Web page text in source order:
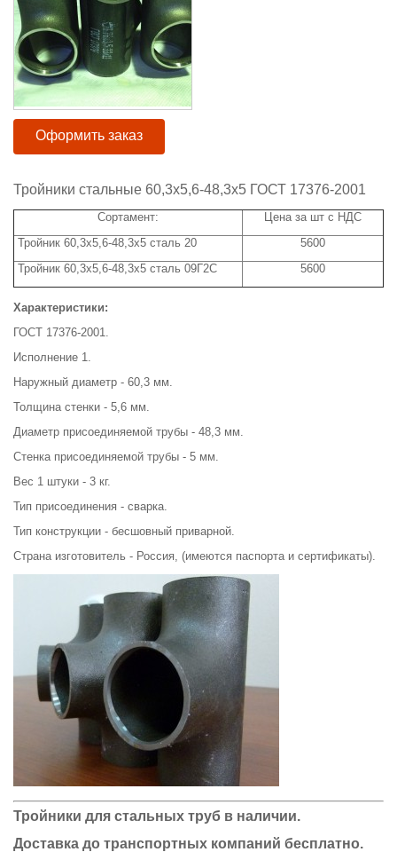
Оформить заказ
Тройники стальные 60,3x5,6-48,3x5 ГОСТ 17376-2001
Сортамент:
Цена за шт с НДС
Тройник 60,3x5,6-48,3х5 сталь 20
5600
Тройник 60,3х5,6-48,3х5 сталь 09Г2С
5600
Характеристики:
ГОСТ 17376-2001.
Исполнение 1.
Наружный диаметр - 60,3 мм.
Толщина стенки - 5,6 мм.
Диаметр присоединяемой трубы - 48,3 мм.
Стенка присоединяемой трубы - 5 мм.
Вес 1 штуки - 3 кг.
Тип присоединения - сварка.
Тип конструкции - бесшовный приварной.
Страна изготовитель - Россия, (имеются паспорта и сертификаты).
Тройники для стальных труб в наличии.
Доставка до транспортных компаний бесплатно.